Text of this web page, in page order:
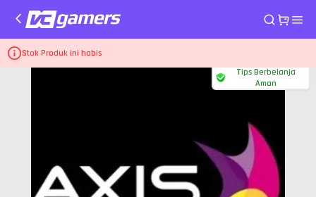
Stok Produk ini habis
Home Pulsa dan PLN Axis
Tips Berbelanja
Aman